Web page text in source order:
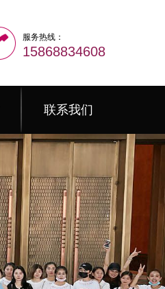
服务热线：
15868834608
联系我们